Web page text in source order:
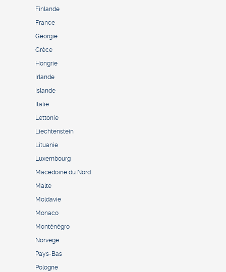
Finlande
France
Géorgie
Grèce
Hongrie
Irlande
Islande
Italie
Lettonie
Liechtenstein
Lituanie
Luxembourg
Macédoine du Nord
Malte
Moldavie
Monaco
Monténégro
Norvège
Pays-Bas
Pologne